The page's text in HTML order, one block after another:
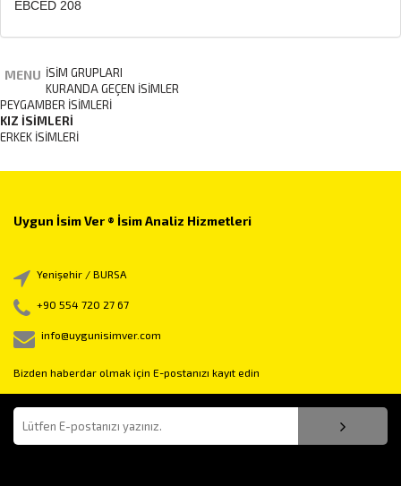
EBCED 208
MENU İSİM GRUPLARI
KURANDA GEÇEN İSIMLER
PEYGAMBER İSIMLERI
KIZ İSIMLERI
ERKEK İSIMLERI
Uygun İsim Ver ® İsim Analiz Hizmetleri
Yenişehir / BURSA
+90 554 720 27 67
info@uygunisimver.com
Bizden haberdar olmak için E-postanızı kayıt edin